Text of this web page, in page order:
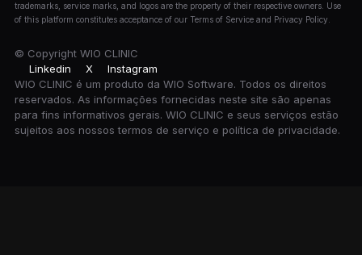
trademarks, service marks, and logos are the property of their respective owners. Use
of this platform constitutes acceptance of our Terms of Service and Privacy Policy.
© Copyright WIO CLINIC
Linkedin
X
Instagram
WIO CLINIC é um produto da WIO Software. Todos os direitos
reservados. As informações fornecidas neste site são apenas
para fins informativos gerais. WIO CLINIC e seus serviços estão
sujeitos aos nossos termos de serviço e política de privacidade.